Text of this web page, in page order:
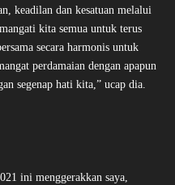
keadilan dan kesatuan melalui
kita semua untuk terus
secara harmonis untuk
perdamaian dengan apapun
segenap hati kita,” ucap dia.
ini menggerakkan saya,